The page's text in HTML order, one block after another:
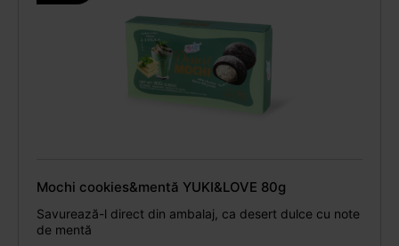
Mochi cookies&mentă YUKI&LOVE 80g
Savurează-l direct din ambalaj, ca desert dulce cu note
de mentă